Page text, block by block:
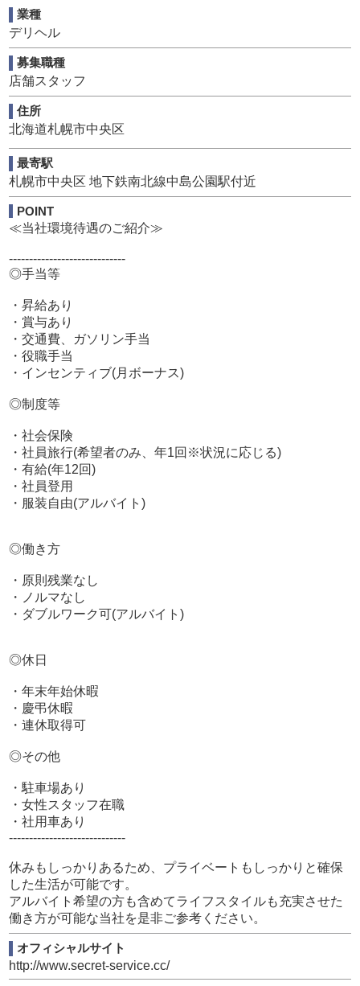
女性スタッフも在職中
人間関係も良く男女問わずお互いをサポートしながら運営
しております。
≪現在・過去のスタッフ職歴紹介≫
パチンコ屋店員・電気工事士・中卒・高卒・大卒・飲食店
経営者・自営業・出版関係etc.
風俗業未経験からでも働けます。
職歴は多種多様で様々な分野の方々が就職・転職先として
勤めている会社になります。
よく聞く「風俗店員っぽい」人はおらず、一般の会社員の
また当社では
社用車の使用も可能で、台数の追加も検討しております。
ヘブンネットランキングにおいても常に上位に位置し、集
客も安定しているため収入面の不安は一切なく働くことが
できますよ。
是非ご応募お待ちしております！
業種
デリヘル
募集職種
店舗スタッフ
住所
北海道札幌市中央区
最寄駅
札幌市中央区 地下鉄南北線中島公園駅付近
POINT
≪当社環境待遇のご紹介≫
-----------------------------
◎手当等
・昇給あり
・賞与あり
・交通費、ガソリン手当
・役職手当
・インセンティブ(月ボーナス)
◎制度等
・社会保険
・社員旅行(希望者のみ、年1回※状況に応じる)
・有給(年12回)
・社員登用
・服装自由(アルバイト)
◎働き方
・原則残業なし
・ノルマなし
・ダブルワーク可(アルバイト)
◎休日
・年末年始休暇
・慶弔休暇
・連休取得可
◎その他
・駐車場あり
・女性スタッフ在職
・社用車あり
-----------------------------
休みもしっかりあるため、プライベートもしっかりと確保
した生活が可能です。
アルバイト希望の方も含めてライフスタイルも充実させた
働き方が可能な当社を是非ご参考ください。
オフィシャルサイト
http://www.secret-service.cc/